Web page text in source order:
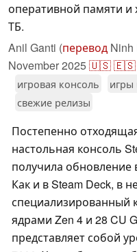
оперативной памяти
ТБ.
Anil Ganti (перевод Ninh
November 2025🇺🇸🇪🇸
игровая консоль
игры
свежие релизы
Постепенно
настольная консоль
получила обновление
Как и в Steam Deck, в
специализированный
ядрами Zen 4 и 28 CU
представляет собой